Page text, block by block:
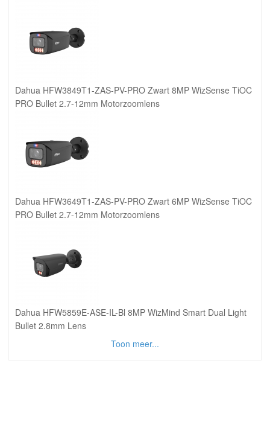
Dahua HFW3849T1-ZAS-PV-PRO Zwart 8MP WizSense TiOC
PRO Bullet 2.7-12mm Motorzoomlens
Dahua HFW3649T1-ZAS-PV-PRO Zwart 6MP WizSense TiOC
PRO Bullet 2.7-12mm Motorzoomlens
Dahua HFW5859E-ASE-IL-Bl 8MP WizMind Smart Dual Light
Bullet 2.8mm Lens
Toon meer...